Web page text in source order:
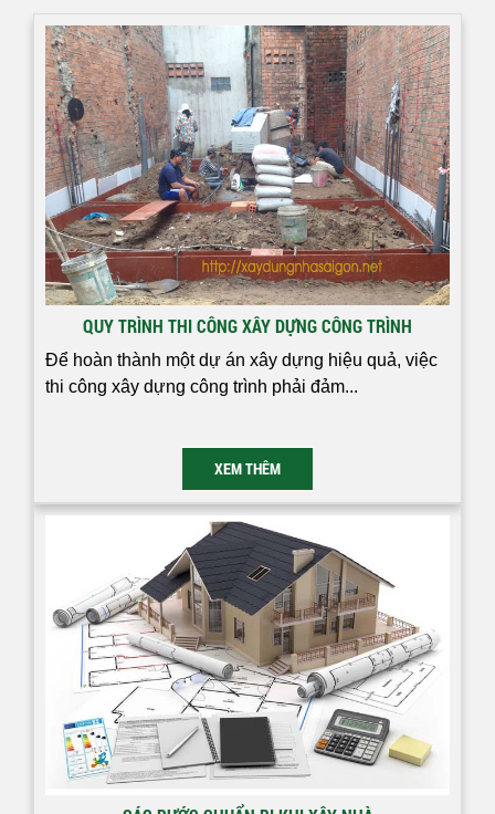
QUY TRÌNH THI CÔNG XÂY DỰNG CÔNG TRÌNH
Để hoàn thành một dự án xây dựng hiệu quả, việc
thi công xây dựng công trình phải đảm...
XEM THÊM